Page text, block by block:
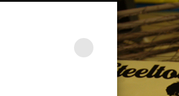
so straight